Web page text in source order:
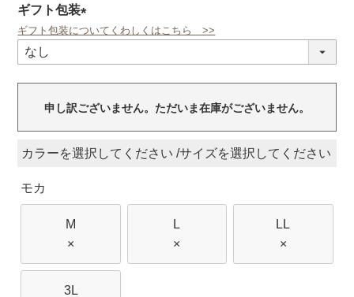
ギフト包装
(必
ギフト包装についてくわしくはこちら >>
申し訳ございません。ただいま在庫がございません。
カラー サイズ
モカ
M
×
L
×
LL
×
3L